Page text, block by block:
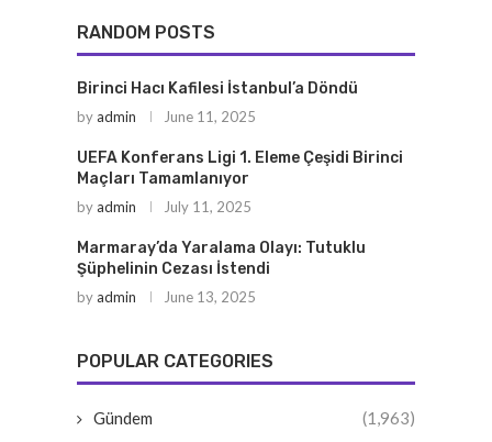
RANDOM POSTS
Birinci Hacı Kafilesi İstanbul’a Döndü
byadmin June 11, 2025
UEFA Konferans Ligi 1. Eleme Çeşidi Birinci
Maçları Tamamlanıyor
byadmin July 11, 2025
Marmaray’da Yaralama Olayı: Tutuklu
Şüphelinin Cezası İstendi
byadmin June 13, 2025
POPULAR CATEGORIES
Gündem
(1,963)